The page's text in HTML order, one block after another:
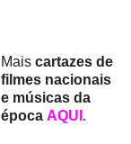
Mais cartazes de
filmes nacionais
e músicas da
época AQUI .